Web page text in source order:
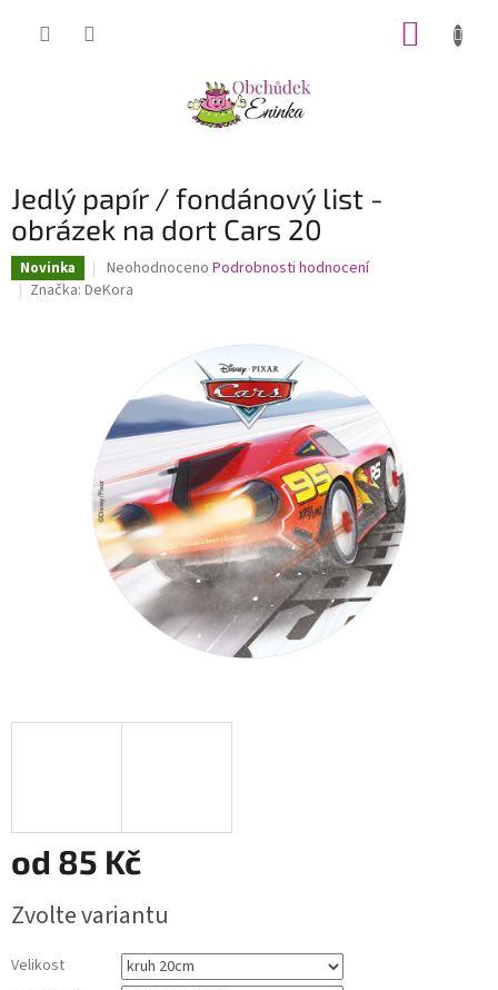
Jedlý papír / fondánový list -
obrázek na dort Cars 20
Novinka
Průměrné
hodnocení
hvězdiček.
Neohodnoceno Podrobnosti hodnocení
Značka: DeKora
od 85 Kč
cena:
Zvolte variantu
Velikost